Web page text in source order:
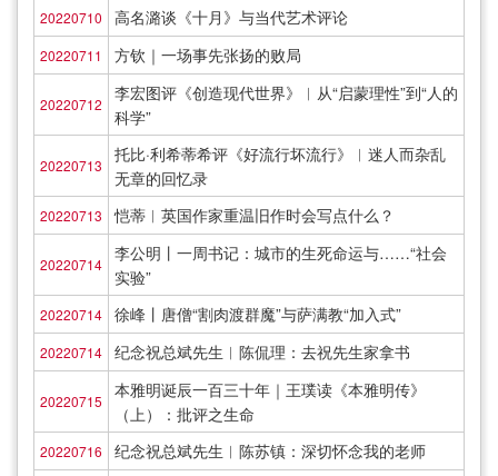
20220710 高名潞谈《十月》与当代艺术评论
20220711 方钦｜一场事先张扬的败局
20220712
李宏图评《创造现代世界》︱从“启蒙理性”到“人的
科学”
20220713
托比·利希蒂希评《好流行坏流行》︱迷人而杂乱
无章的回忆录
20220713 恺蒂︱英国作家重温旧作时会写点什么？
20220714
李公明丨一周书记：城市的生死命运与……“社会
实验”
20220714 徐峰丨唐僧“割肉渡群魔”与萨满教“加入式”
20220714 纪念祝总斌先生︱陈侃理：去祝先生家拿书
20220715
本雅明诞辰一百三十年｜王璞读《本雅明传》
（上）：批评之生命
20220716 纪念祝总斌先生︱陈苏镇：深切怀念我的老师